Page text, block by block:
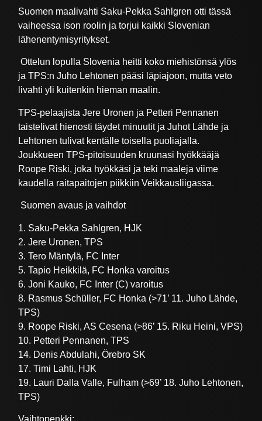
Suomen maalivahti Saku-Pekka Sahlgren otti tässä
vaiheessa ison roolin ja torjui kaikki Slovenian
lähenentymisyritykset.
Ottelun lopulla Slovenia heitti koko miehistönsä ylös
ja TPS:n Juho Lehtonen pääsi läpiajoon, mutta veto
livahti yli kuitenkin hieman maalin.
TPS-pelaajista Jere Uronen ja Petteri Pennanen
taistelivat hienosti täydet minuutit ja Juhot Lähde ja
Lehtonen tulivat kentälle toisella puoliajalla.
Joukkueen TPS-pitoisuuden kruunasi hyökkääjä
Roope Riski, joka hyökkäsi ja teki maaleja viime
kaudella raitapaitojen piikkiin Veikkausliigassa.
Suomen avaus ja vaihdot
1. Saku-Pekka Sahlgren, HJK
2. Jere Uronen, TPS
3. Tero Mäntylä, FC Inter
5. Tapio Heikkilä, FC Honka varoitus
6. Joni Kauko, FC Inter (C) varoitus
8. Rasmus Schüller, FC Honka (>71’ 11. Juho Lähde,
TPS)
9. Roope Riski, AS Cesena (>86’ 15. Riku Heini, VPS)
10. Petteri Pennanen, TPS
14. Denis Abdulahi, Örebro SK
17. Timi Lahti, HJK
19. Lauri Dalla Valle, Fulham (>69’ 18. Juho Lehtonen,
TPS)
Vaihtopenkki: